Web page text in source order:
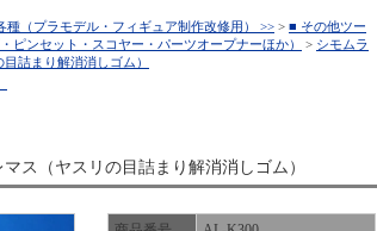
種（プラモデル・フィギュア制作改修用） >> > ■ その他ツー
ピンセット・スコヤー・パーツオープナーほか）
> シモムラ
詰まり解消消しゴム）
ス（ヤスリの目詰まり解消消しゴム）